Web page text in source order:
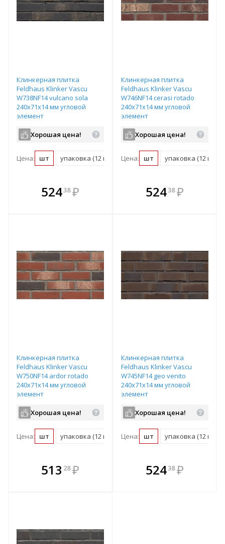
Клинкерная плитка
Feldhaus Klinker Vascu
W738NF14 vulcano sola
240х71х14 мм угловой
элемент
Хорошая цена!
Цена: шт упаковка (12 шт) пог. м (13 шт) поддон (1092
52438 ₽
В комплекте
всегда выгоднее!
Клинкерная плитка
Feldhaus Klinker Vascu
W746NF14 cerasi rotado
240х71х14 мм угловой
элемент
Хорошая цена!
Цена: шт упаковка (12 шт)
В комплекте
всегда выгоднее!
52438 ₽
Клинкерная плитка
Feldhaus Klinker Vascu
W750NF14 ardor rotado
240х71х14 мм угловой
элемент
Хорошая цена!
Цена: шт упаковка (12 шт) пог. м (13 шт) паллет (1092
513 28 ₽
В комплекте
всегда выгоднее!
Клинкерная плитка
Feldhaus Klinker Vascu
W745NF14 geo venito
240х71х14 мм угловой
элемент
Хорошая цена!
Цена: шт упаковка (12 шт)
В комплекте
всегда выгоднее!
52438 ₽